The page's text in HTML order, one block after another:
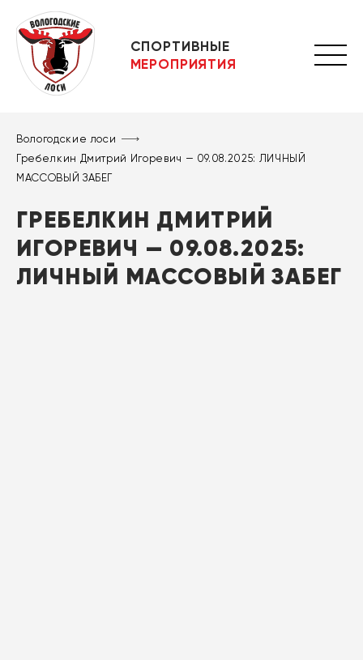
СПОРТИВНЫЕ
МЕРОПРИЯТИЯ
Вологодские лоси
Гребелкин Дмитрий Игоревич — 09.08.2025: ЛИЧНЫЙ
МАССОВЫЙ ЗАБЕГ
ГРЕБЕЛКИН ДМИТРИЙ
ИГОРЕВИЧ — 09.08.2025:
ЛИЧНЫЙ МАССОВЫЙ ЗАБЕГ